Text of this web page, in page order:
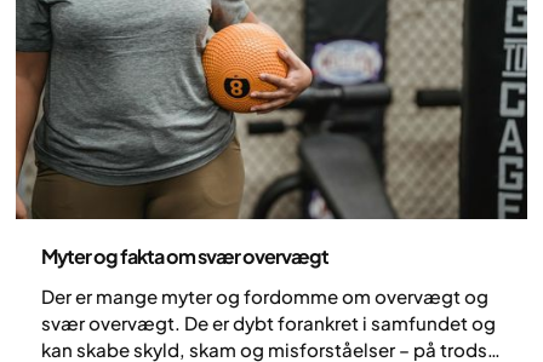
behandlet og hormonniveauerne normaliseres,
forbedres betingelserne for vægttab.
Myter og fakta om svær overvægt
Der er mange myter og fordomme om overvægt og
svær overvægt. De er dybt forankret i samfundet og
kan skabe skyld, skam og misforståelser – på trods